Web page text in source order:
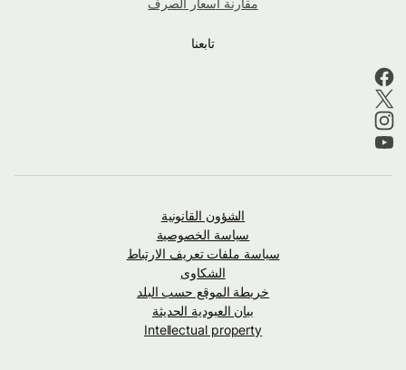
تابعنا
الشؤون القانونية
سياسة الخصوصية
سياسة ملفات تعريف الارتباط
الشكاوى
خريطة الموقع حسب البلد
بيان العبودية الحديثة
Intellectual property